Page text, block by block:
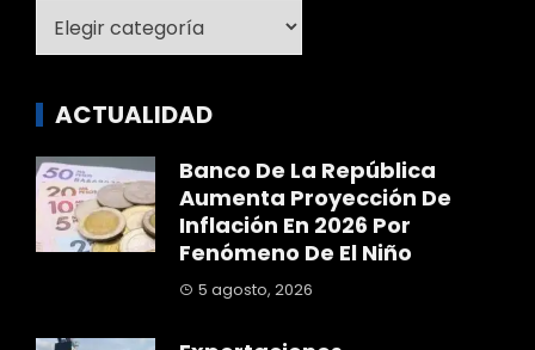
ACTUALIDAD
Banco De La República
Aumenta Proyección De
Inflación En 2026 Por
Fenómeno De El Niño
5 agosto, 2026